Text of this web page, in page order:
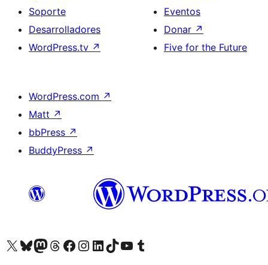
Soporte
Desarrolladores
WordPress.tv ↗
Eventos
Donar ↗
Five for the Future
WordPress.com ↗
Matt ↗
bbPress ↗
BuddyPress ↗
Visita nuestra cuenta de X (anteriormente Twitter)
Visita nuestra cuenta de Bluesky
Visita nuestra cuenta de Mastodon
Visita nuestra cuenta de Threads
Visita nuestra página de Facebook
Visita nuestra cuenta de Instagram
Visita nuestra cuenta de LinkedIn
Visita nuestra cuenta de TikTok
Visita nuestro canal de YouTube
Visita nuestra cuenta de Tumblr